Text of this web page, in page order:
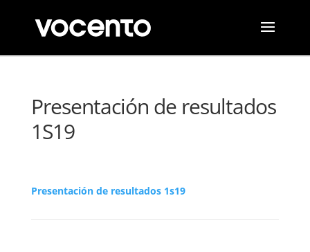
Presentación de resultados
1S19
Presentación de resultados 1s19